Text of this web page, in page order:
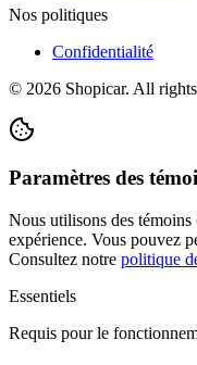
Nos politiques
Confidentialité
© 2026 Shopicar. All
Paramètres des
Nous utilisons des
expérience. Vous pouvez
Consultez notre politique
Essentiels
Requis pour le